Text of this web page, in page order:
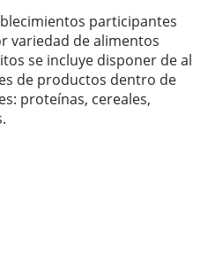
participantes
variedad de alimentos
se incluye disponer de al
de productos dentro de
proteínas, cereales,